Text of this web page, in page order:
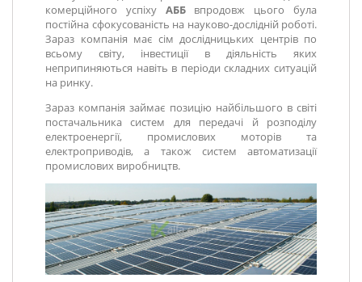
комерційного успіху АББ впродовж цього була
постійна сфокусованість на науково-дослідній роботі.
Зараз компанія має сім дослідницьких центрів по
всьому світу, інвестиції в діяльність яких
неприпиняються навіть в періоди складних ситуацій
на ринку.
Зараз компанія займає позицію найбільшого в світі
постачальника систем для передачі й розподілу
електроенергії, промислових моторів та
електроприводів, а також систем автоматизації
промислових виробництв.